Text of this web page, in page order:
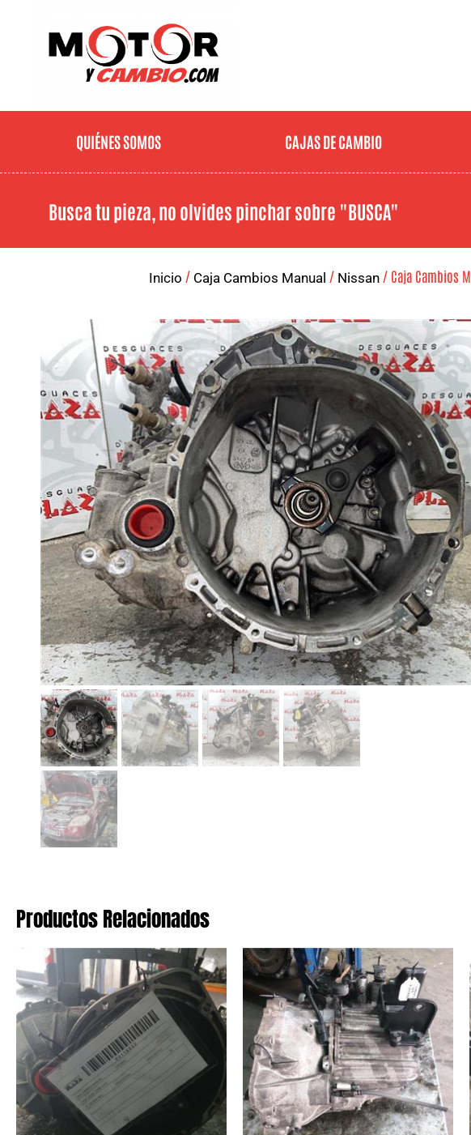
QUIÉNES SOMOS CAJAS DE CAMBIO
Busca tu pieza, no olvides pinchar sobre "BUSCA"
Inicio / Caja Cambios Manual / Nissan / Caja Cambios
Productos Relacionados